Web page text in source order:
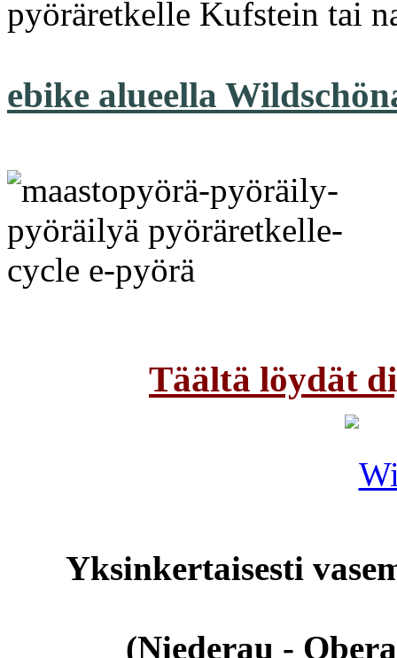
pyöräretkelle Kufstein tai
ebike alueella
Täältä löydät
Yksinkertaisesti
(Niederau -